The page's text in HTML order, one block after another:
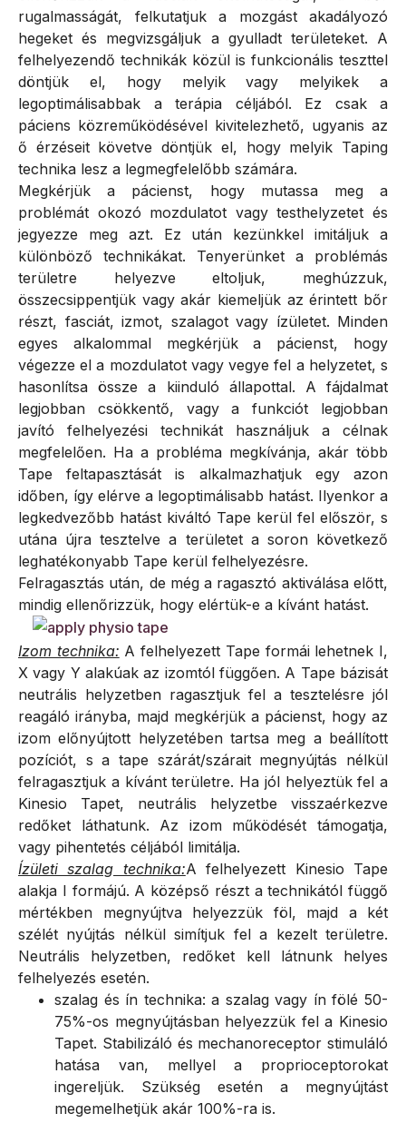
rugalmasságát, felkutatjuk a mozgást akadályozó
hegeket és megvizsgáljuk a gyulladt területeket. A
felhelyezendő technikák közül is funkcionális teszttel
döntjük el, hogy melyik vagy melyikek a
legoptimálisabbak a terápia céljából. Ez csak a
páciens közreműködésével kivitelezhető, ugyanis az
ő érzéseit követve döntjük el, hogy melyik Taping
technika lesz a legmegfelelőbb számára.
Megkérjük a pácienst, hogy mutassa meg a
problémát okozó mozdulatot vagy testhelyzetet és
jegyezze meg azt. Ez után kezünkkel imitáljuk a
különböző technikákat. Tenyerünket a problémás
területre helyezve eltoljuk, meghúzzuk,
összecsippentjük vagy akár kiemeljük az érintett bőr
részt, fasciát, izmot, szalagot vagy ízületet. Minden
egyes alkalommal megkérjük a pácienst, hogy
végezze el a mozdulatot vagy vegye fel a helyzetet, s
hasonlítsa össze a kiinduló állapottal. A fájdalmat
legjobban csökkentő, vagy a funkciót legjobban
javító felhelyezési technikát használjuk a célnak
megfelelően. Ha a probléma megkívánja, akár több
Tape feltapasztását is alkalmazhatjuk egy azon
időben, így elérve a legoptimálisabb hatást. Ilyenkor a
legkedvezőbb hatást kiváltó Tape kerül fel először, s
utána újra tesztelve a területet a soron következő
leghatékonyabb Tape kerül felhelyezésre.
Felragasztás után, de még a ragasztó aktiválása előtt,
mindig ellenőrizzük, hogy elértük-e a kívánt hatást.
Izom technika: A felhelyezett Tape formái lehetnek I,
X vagy Y alakúak az izomtól függően. A Tape bázisát
neutrális helyzetben ragasztjuk fel a tesztelésre jól
reagáló irányba, majd megkérjük a pácienst, hogy az
izom előnyújtott helyzetében tartsa meg a beállított
pozíciót, s a tape szárát/szárait megnyújtás nélkül
felragasztjuk a kívánt területre. Ha jól helyeztük fel a
Kinesio Tapet, neutrális helyzetbe visszaérkezve
redőket láthatunk. Az izom működését támogatja,
vagy pihentetés céljából limitálja.
Ízületi szalag technika:A felhelyezett Kinesio Tape
alakja I formájú. A középső részt a technikától függő
mértékben megnyújtva helyezzük föl, majd a két
szélét nyújtás nélkül simítjuk fel a kezelt területre.
Neutrális helyzetben, redőket kell látnunk helyes
felhelyezés esetén.
szalag és ín technika: a szalag vagy ín fölé 50-
75%-os megnyújtásban helyezzük fel a Kinesio
Tapet. Stabilizáló és mechanoreceptor stimuláló
hatása van, mellyel a proprioceptorokat
ingereljük. Szükség esetén a megnyújtást
megemelhetjük akár 100%-ra is.